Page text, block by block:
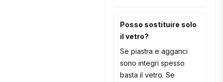
Posso sostituire solo
il vetro?
Se piastra e agganci
sono integri spesso
basta il vetro. Se